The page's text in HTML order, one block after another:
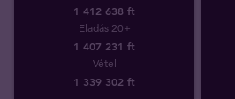
1 412 638 ft
Eladás 20+
1 407 231 ft
Vétel
1 339 302 ft